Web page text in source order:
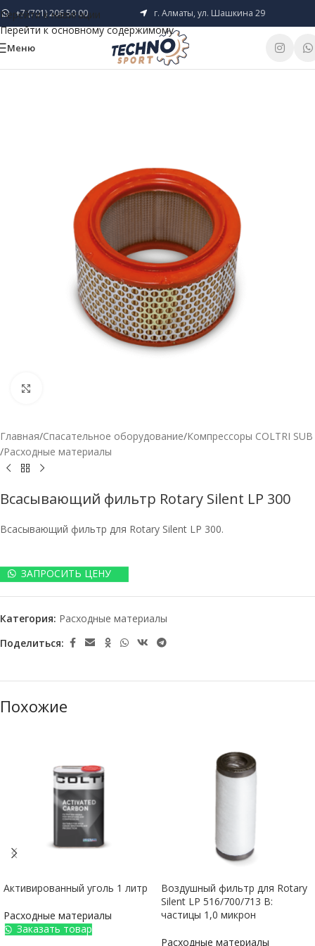
Перейти к навигации
Перейти к основному содержимому
+7 (701) 206 50 00 г. Алматы, ул. Шашкина 29
Меню
Главная/Спасательное оборудование/Компрессоры COLTRI SUB
/Расходные материалы
Всасывающий фильтр Rotary Silent LP 300
Всасывающий фильтр для Rotary Silent LP 300.
ЗАПРОСИТЬ ЦЕНУ
Категория: Расходные материалы
Поделиться:
Похожие
Активированный уголь 1 литр
Расходные материалы
Заказать товар
Воздушный фильтр для Rotary
Silent LP 516/700/713 B:
частицы 1,0 микрон
Расходные материалы